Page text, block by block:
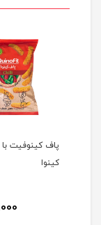
پاف کینوفیت
کینوا